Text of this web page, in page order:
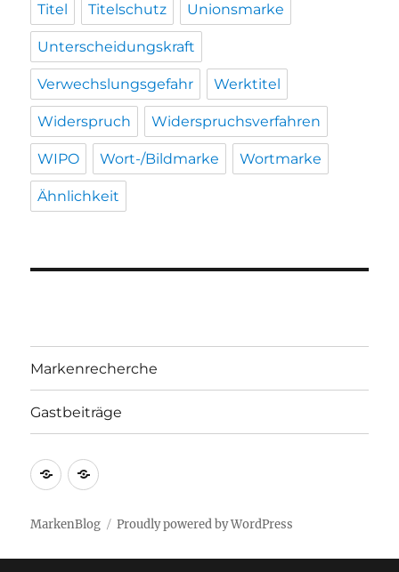
Titel Titelschutz Unionsmarke
Unterscheidungskraft
Verwechslungsgefahr Werktitel
Widerspruch Widerspruchsverfahren
WIPO Wort-/Bildmarke Wortmarke
Ähnlichkeit
Markenrecherche
Gastbeiträge
Markenrecherche
Gastbeiträge
MarkenBlog Proudly powered by WordPress